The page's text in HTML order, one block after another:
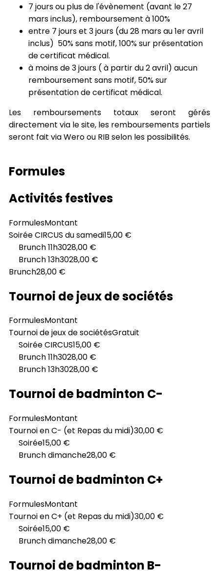
7 jours ou plus de l'évènement (avant le 27
mars inclus), remboursement à 100%
entre 7 jours et 3 jours (du 28 mars au 1er avril
inclus) 50% sans motif, 100% sur présentation
de certificat médical.
à moins de 3 jours ( à partir du 2 avril) aucun
remboursement sans motif, 50% sur
présentation de certificat médical.
Les remboursements totaux seront gérés
directement via le site, les remboursements partiels
seront fait via Wero ou RIB selon les possibilités.
Formules
Activités festives
FormulesMontant
Soirée CIRCUS du samedi15,00 €
Brunch 11h3028,00 €
Brunch 13h3028,00 €
Brunch28,00 €
Tournoi de jeux de sociétés
FormulesMontant
Tournoi de jeux de sociétésGratuit
Soirée CIRCUS15,00 €
Brunch 11h3028,00 €
Brunch 13h3028,00 €
Tournoi de badminton C-
FormulesMontant
Tournoi en C- (et Repas du midi)30,00 €
Soirée15,00 €
Brunch dimanche28,00 €
Tournoi de badminton C+
FormulesMontant
Tournoi en C+ (et Repas du midi)30,00 €
Soirée15,00 €
Brunch dimanche28,00 €
Tournoi de badminton B-